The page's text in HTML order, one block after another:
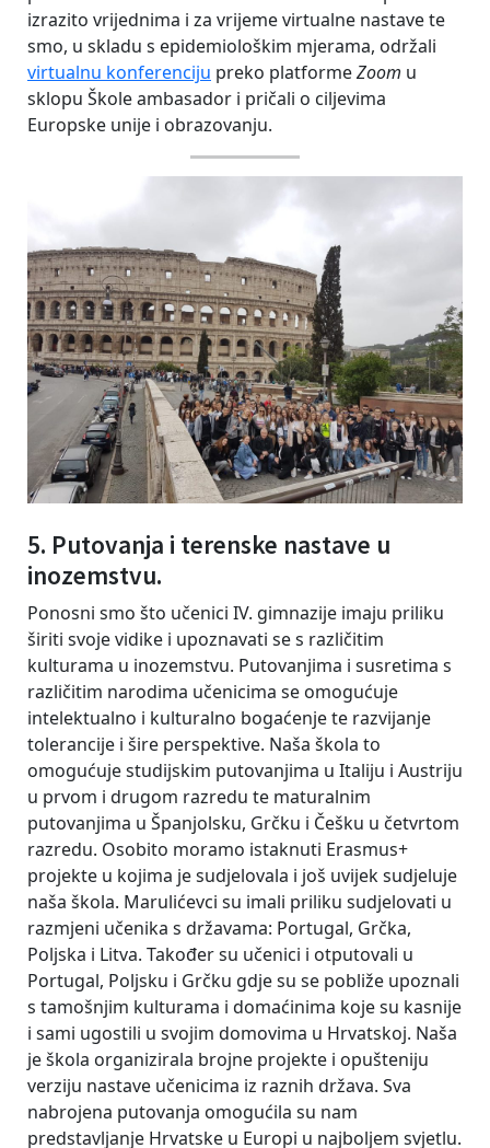
izrazito vrijednima i za vrijeme virtualne nastave te
smo, u skladu s epidemiološkim mjerama, održali
virtualnu konferenciju preko platformeZoom u
sklopu Škole ambasador i pričali o ciljevima
Europske unije i obrazovanju.
5. Putovanja i terenske nastave u
inozemstvu.
Ponosni smo što učenici IV. gimnazije imaju priliku
širiti svoje vidike i upoznavati se s različitim
kulturama u inozemstvu. Putovanjima i susretima s
različitim narodima učenicima se omogućuje
intelektualno i kulturalno bogaćenje te razvijanje
tolerancije i šire perspektive. Naša škola to
omogućuje studijskim putovanjima u Italiju i Austriju
u prvom i drugom razredu te maturalnim
putovanjima u Španjolsku, Grčku i Češku u četvrtom
razredu. Osobito moramo istaknuti Erasmus+
projekte u kojima je sudjelovala i još uvijek sudjeluje
naša škola. Marulićevci su imali priliku sudjelovati u
razmjeni učenika s državama: Portugal, Grčka,
Poljska i Litva. Također su učenici i otputovali u
Portugal, Poljsku i Grčku gdje su se pobliže upoznali
s tamošnjim kulturama i domaćinima koje su kasnije
i sami ugostili u svojim domovima u Hrvatskoj. Naša
je škola organizirala brojne projekte i opušteniju
verziju nastave učenicima iz raznih država. Sva
nabrojena putovanja omogućila su nam
predstavljanje Hrvatske u Europi u najboljem svjetlu.